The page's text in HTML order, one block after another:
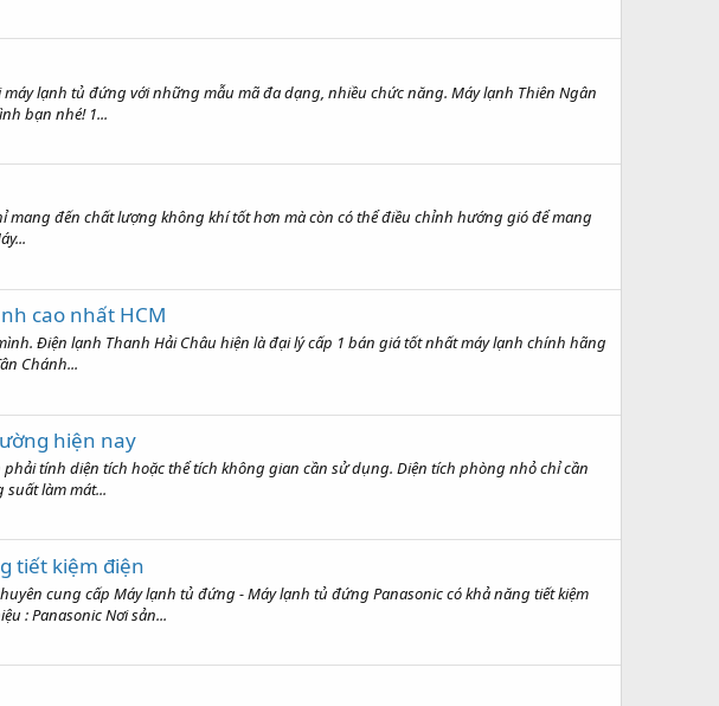
lạnh tủ đứng với những mẫu mã đa dạng, nhiều chức năng. Máy lạnh Thiên Ngân
bạn nhé! 1...
đến chất lượng không khí tốt hơn mà còn có thể điều chỉnh hướng gió để mang
cao nhất HCM
Điện lạnh Thanh Hải Châu hiện là đại lý cấp 1 bán giá tốt nhất máy lạnh chính hãng
Chánh...
hiện nay
tính diện tích hoặc thể tích không gian cần sử dụng. Diện tích phòng nhỏ chỉ cần
làm mát...
tiết kiệm điện
chuyên cung cấp Máy lạnh tủ đứng - Máy lạnh tủ đứng Panasonic có khả năng tiết kiệm
: Panasonic Nơi sản...